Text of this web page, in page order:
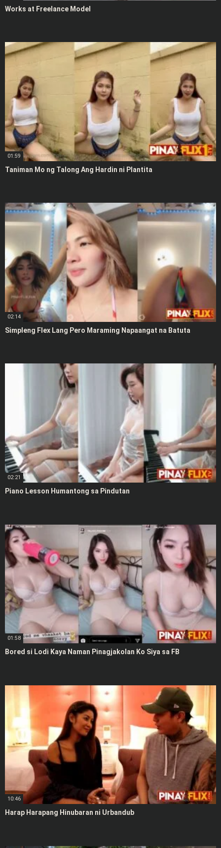
Works at Freelance Model
01:59
Taniman Mo ng Talong Ang Hardin ni Plantita
02:14
Simpleng Flex Lang Pero Maraming Napaangat na Batuta
02:21
Piano Lesson Humantong sa Pindutan
01:58
Bored si Lodi Kaya Naman Pinagjakolan Ko Siya sa FB
10:46
Harap Harapang Hinubaran ni Urbandub